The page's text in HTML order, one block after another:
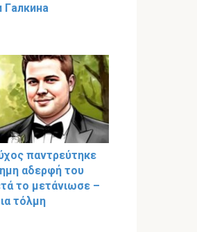
Гaлкина
παντρεύτηκε
αδερφή του
το μετάνιωσε –
τόλμη